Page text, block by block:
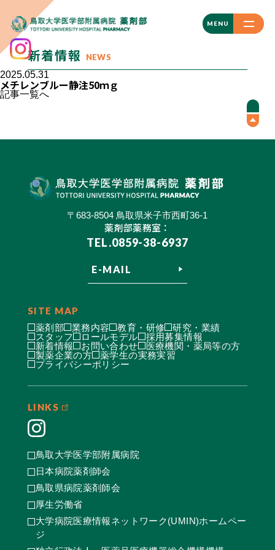
MENU
CLOSE
新着情報 NEWS
2025.05.31
メチレンブルー静注50ｍｇ
記事一覧へ
〒683-8504 鳥取県米子市西町36-1
薬剤部薬務室：
TEL.0859-38-6937
E-MAIL
SITE MAP
薬剤部 業務内容 教育・研修
研究・業績
スタッフ
ロールモデル
採用募集情報
新着情報
お問い合わせ
医療機関・薬局等の方
製薬企業の方
薬学生の実務実習
プライバシーポリシー
LINKS
鳥取大学医学部附属病院
日本病院薬剤師会
鳥取県病院薬剤師会
厚生労働省
大学病院医療情報ネットワーク(UMIN)ホームペー
ジ